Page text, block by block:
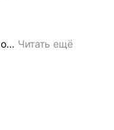
… Читать ещё